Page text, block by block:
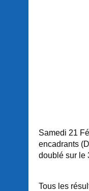
Samedi 21
encadrants
doublé sur le
Tous les